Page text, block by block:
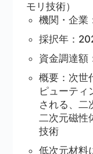
モリ技術）
機関・企業
採択年：
資金調達額
概要：次世
ピューティ
される、二
二次元磁性
技術
低次元材料